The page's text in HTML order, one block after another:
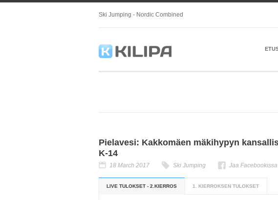
Ski Jumping - Nordic Combined
Pielavesi: Kakkomäen mäkihypyn
K-14
18 March 2017 Ski Jumping Jaa Facebookissa
LIVE TULOKSET - 2.KIERROS 1. KIERROKSEN TULOKSET